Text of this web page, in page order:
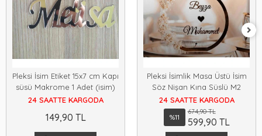
Pleksi İsim Etiket 15x7 cm Kapı
süsü Makrome 1 Adet (isim)
24 SAATTE KARGODA
149,90 TL
Pleksi İsimlik Masa Üstü İsim
Söz Nişan Kına Süslü M2
24 SAATTE KARGODA
%11
674,90 TL
599,90 TL